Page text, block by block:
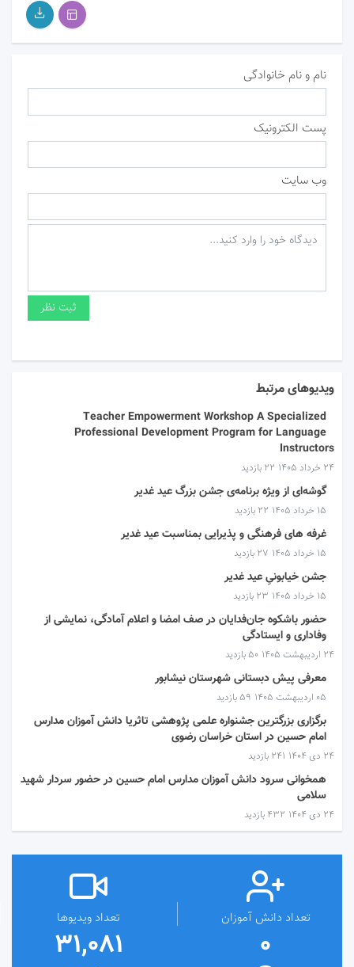
نام و نام خانوادگی
پست الکترونیک
وب سایت
ویدیوهای مرتبط
Teacher Empowerment Workshop A Specialized
Professional Development Program for Language
Instructors
۲۴ خرداد ۱۴۰۵ 22 بازدید
گوشه‌ای از ویژه برنامه‌ی جشن بزرگ عید غدیر
۱۵ خرداد ۱۴۰۵ 22 بازدید
غرفه های فرهنگی و پذیرایی بمناسبت عید غدیر
۱۵ خرداد ۱۴۰۵ 27 بازدید
جشن خیابونیِ عید غدیر
۱۵ خرداد ۱۴۰۵ 23 بازدید
حضور باشکوه جان‌فدایان در صف امضا و اعلام آمادگی، نمایشی از
وفاداری و ایستادگی
۲۴ اردیبهشت ۱۴۰۵ 50 بازدید
معرفی پیش دبستانی شهرستان نیشابور
۰۵ اردیبهشت ۱۴۰۵ 59 بازدید
برگزاری بزرگترین جشنواره علمی پژوهشی تاثریا دانش آموزان مدارس
امام حسین در استان خراسان رضوی
۲۴ دی ۱۴۰۴ 241 بازدید
همخوانی سرود دانش آموزان مدارس امام حسین در حضور سردار شهید
سلامی
۲۴ دی ۱۴۰۴ 432 بازدید
تعداد دانش آموزان
0
تعداد ویدیوها
31,081